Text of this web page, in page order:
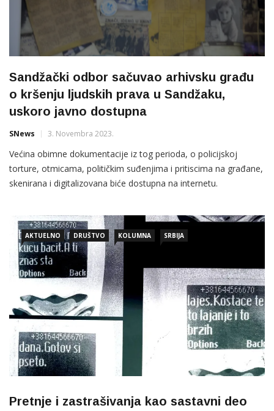
Sandžački odbor sačuvao arhivsku građu
o kršenju ljudskih prava u Sandžaku,
uskoro javno dostupna
SNews 3. Novembra 2023.
Većina obimne dokumentacije iz tog perioda, o policijskoj
torture, otmicama, političkim suđenjima i pritiscima na građane,
skenirana i digitalizovana biće dostupna na internetu.
AKTUELNO DRUŠTVO KOLUMNA SRBIJA
Pretnje i zastrašivanja kao sastavni deo